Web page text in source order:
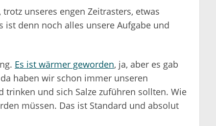
unseres engen Zeitrasters, etwas
ist denn noch alles unsere Aufgabe und
Es ist wärmer geworden, ja, aber es gab
haben wir schon immer unseren
trinken und sich Salze zuführen sollten. Wie
müssen. Das ist Standard und absolut